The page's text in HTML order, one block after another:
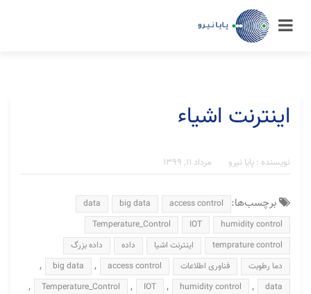
اینترنت اشیاء
نویسنده : پایا نیرو مرداد ۱۱, ۱۳۹۹
برچسب‌ها: access control
big data
data
humidity control
IOT
Temperature_Control
temprature control
اینترنت اشیا داده
داده بزرگ
دما رطوبت
فناوری اطلاعات access control
,
big data
,
data
,
humidity control
,
IOT
,
Temperature_Control
,